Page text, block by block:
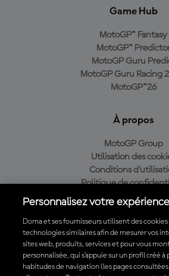
Game Hub
MotoGP™ Fantasy
MotoGP™
MotoGP Guru
MotoGP Guru Racing
MotoGP™26
À propos
MotoGP Group
Utilisation des
Conditions
Politique de
Politique d’achat
Télécharger l'appli officielle
Personnalisez votre expérience
Dorna et ses fournisseurs utilisent des
technologies similaires afin de mesurer vos
sites web, produits, services et pour vous
personnalisée, qui s’appuie sur un profil créé à
habitudes de navigation (les pages